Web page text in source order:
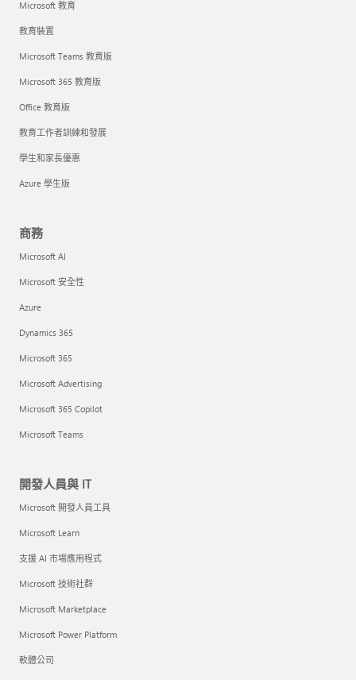
Microsoft 教育
教育裝置
Microsoft Teams 教育版
Microsoft 365 教育版
Office 教育版
教育工作者訓練和發展
學生和家長優惠
Azure 學生版
商務
Microsoft AI
Microsoft 安全性
Azure
Dynamics 365
Microsoft 365
Microsoft Advertising
Microsoft 365 Copilot
Microsoft Teams
開發人員與 IT
Microsoft 開發人員工具
Microsoft Learn
支援 AI 市場應用程式
Microsoft 技術社群
Microsoft Marketplace
Microsoft Power Platform
軟體公司